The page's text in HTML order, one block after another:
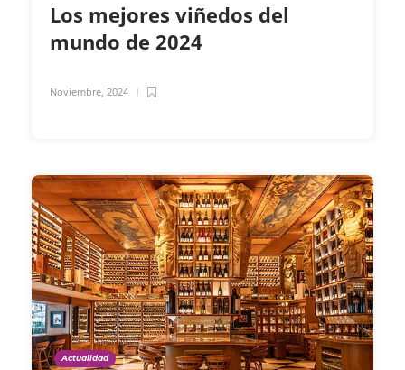
Los mejores viñedos del
mundo de 2024
Noviembre, 2024
Actualidad